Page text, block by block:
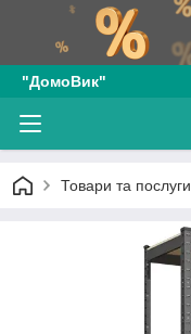
"ДомоВик"
Товари та послуги